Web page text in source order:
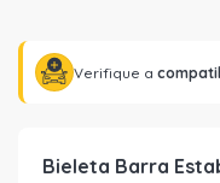
Verifique a
Bieleta Barra